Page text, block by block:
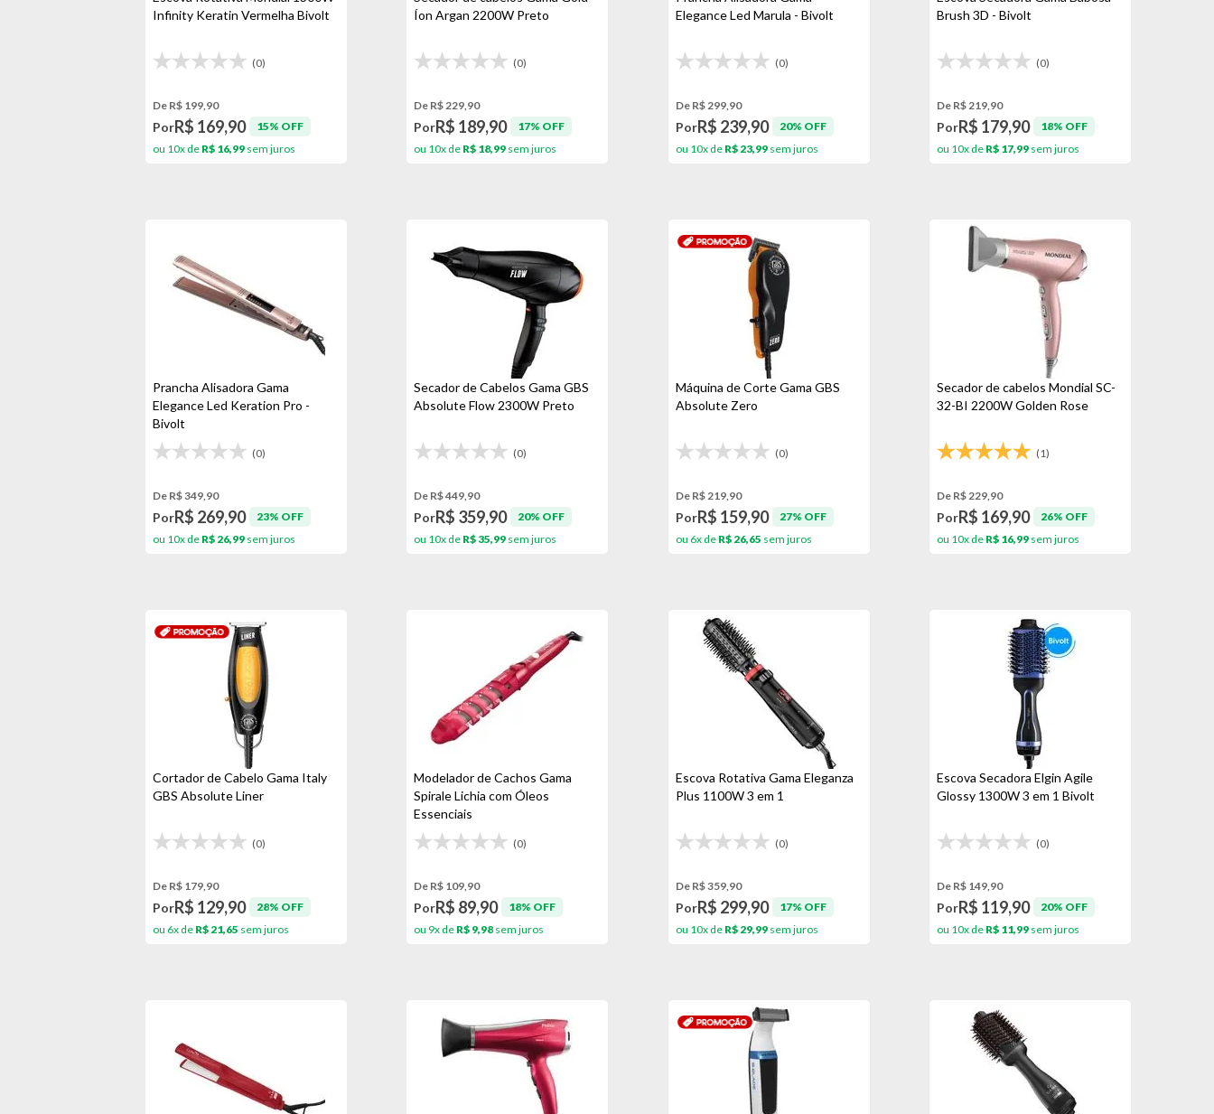
Infinity Keratin Vermelha Bivolt
(0)
De R$ 199,90
PorR$ 169,90
15% OFF
ou 10x de R$ 16,99 sem juros
Íon Argan 2200W Preto
(0)
De R$ 229,90
PorR$ 189,90
17% OFF
ou 10x de R$ 18,99 sem juros
Elegance Led Marula - Bivolt
(0)
De R$ 299,90
PorR$ 239,90
20% OFF
ou 10x de R$ 23,99sem juros
Brush 3D - Bivolt
(0)
De R$ 219,90
PorR$ 179,90
18% OFF
ou 10x de R$ 17,99sem juros
Prancha Alisadora Gama
Elegance Led Keration Pro -
Bivolt
(0)
De R$ 349,90
PorR$ 269,90
23% OFF
ou 10x de R$ 26,99 sem juros
Secador de Cabelos Gama GBS
Absolute Flow 2300W Preto
(0)
De R$ 449,90
PorR$ 359,90
20% OFF
ou 10x de R$ 35,99 sem juros
Máquina de Corte Gama GBS
Absolute Zero
(0)
De R$ 219,90
PorR$ 159,90
27% OFF
ou 6x de R$ 26,65 sem juros
Secador de cabelos Mondial SC-
32-BI 2200W Golden Rose
(1)
De R$ 229,90
PorR$ 169,90
26% OFF
ou 10x de R$ 16,99sem juros
Cortador de Cabelo Gama Italy
GBS Absolute Liner
(0)
De R$ 179,90
PorR$ 129,90
28% OFF
ou 6x de R$ 21,65 sem juros
Modelador de Cachos Gama
Spirale Lichia com Óleos
Essenciais
(0)
De R$ 109,90
PorR$ 89,90
18% OFF
ou 9x de R$ 9,98 sem juros
Escova Rotativa Gama Eleganza
Plus 1100W 3 em 1
(0)
De R$ 359,90
PorR$ 299,90
17% OFF
ou 10x de R$ 29,99sem juros
Escova Secadora Elgin Agile
Glossy 1300W 3 em 1 Bivolt
(0)
De R$ 149,90
PorR$ 119,90
20% OFF
ou 10x de R$ 11,99sem juros